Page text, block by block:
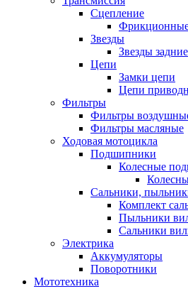
Cцепление
Звезды
Звезды задние
Цепи
Замки цепи
Цепи
Фильтры
Фильтры
Фильтры масляные
Ходовая мотоцикла
Подшипники
Колесные
Сальники,
Комплект
Пыльники
Сальники
Электрика
Аккумуляторы
Поворотники
Мототехника